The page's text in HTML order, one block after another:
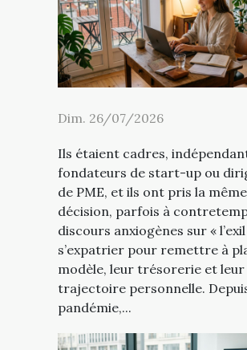
Dim. 26/07/2026
Ils étaient cadres,
fondateurs de start-up ou
de PME, et ils ont pris la même
décision, parfois à
discours anxiogènes sur «
s’expatrier pour remettre à
modèle, leur trésorerie et leur
trajectoire personnelle.
pandémie,...